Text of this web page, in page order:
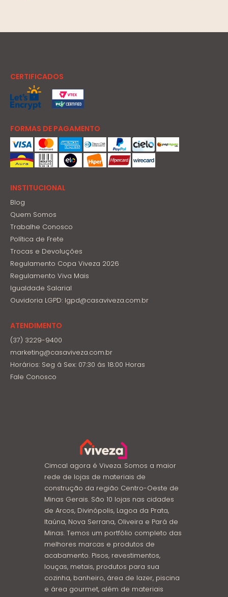
CERTIFICADOS
FORMAS DE PAGAMENTO
INSTITUCIONAL
Blog
Quem Somos
Trabalhe Conosco
Política de Frete
Trocas e Devoluções
Regulamento Copa Viveza 2026
Regulamento Viva Mais
Igualdade Salarial
Ouvidoria LGPD: lgpd@casaviveza.com.br
ATENDIMENTO
(37) 3229-9400
marketing@casaviveza.com.br
Horários: Seg á Sex: 07:30 ás 18:00 Horas
Fale Conosco
Cimcal agora é Viveza. Somos a maior
rede de lojas de materiais de
construção da região Centro-Oeste de
Minas Gerais. São 10 lojas nas cidades
de Arcos, Divinópolis, Lagoa da Prata,
Itaúna, Nova Serrana, Oliveira e Pará de
Minas. Temos um portfólio completo das
melhores marcas e produtos de
acabamento. Pisos, revestimentos,
louças, metais, produtos para sua
cozinha, banheiro, área de lazer, piscina
e área gourmet, além de materiais